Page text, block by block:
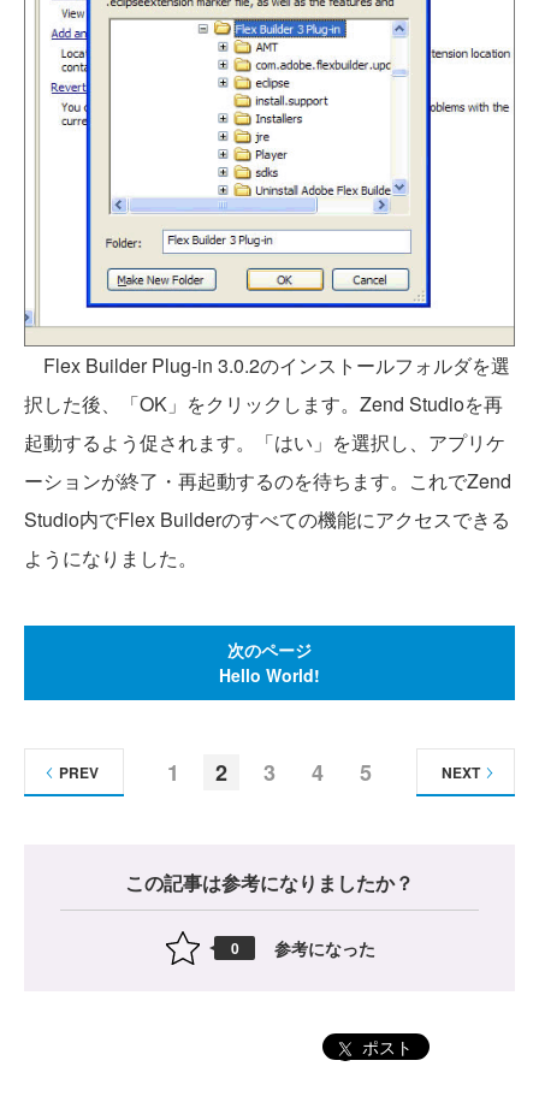
Flex Builder Plug-in 3.0.2のインストールフォルダを選
択した後、「OK」をクリックします。Zend Studioを再
起動するよう促されます。「はい」を選択し、アプリケ
ーションが終了・再起動するのを待ちます。これでZend
Studio内でFlex Builderのすべての機能にアクセスできる
ようになりました。
次のページ
Hello World!
1 2 3 4 5
PREV NEXT
この記事は参考になりましたか？
0 参考になった
ポスト